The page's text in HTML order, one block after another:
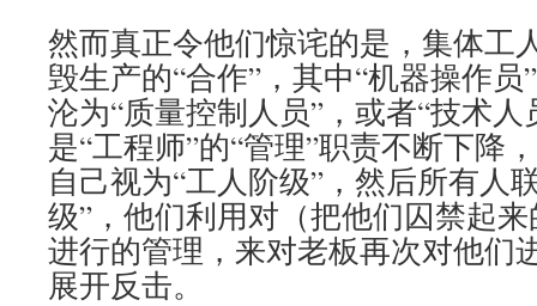
然而真正令他们惊诧的是，集体工
毁生产的“合作”，其中“机器操作员
沦为“质量控制人员”，或者“技术人
是“工程师”的“管理”职责不断下降
自己视为“工人阶级”，然后所有人
级”，他们利用对（把他们囚禁起
进行的管理，来对老板再次对他们
展开反击。